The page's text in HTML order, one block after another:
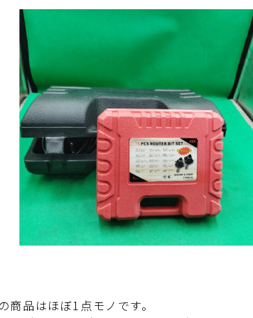
商品はほぼ1点モノです。